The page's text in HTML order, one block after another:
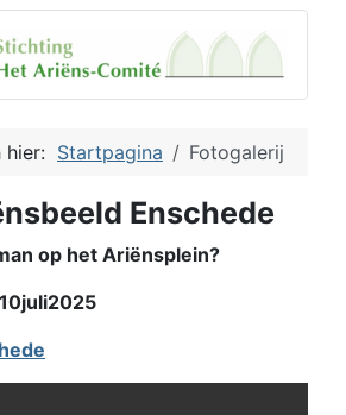
hier: Startpagina Fotogalerij
Enschede
op het Ariënsplein?